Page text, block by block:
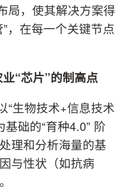
局，使其解决方案得
，在每一个关键节点
“芯片”的制高点
“生物技术+信息技术
础的“育种4.0” 阶
理和分析海量的基
与性状（如抗病